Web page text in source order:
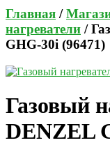
Главная /
нагреватели /
GHG-30i (96471)
Газовый
DENZEL